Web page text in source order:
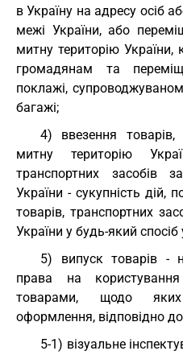
в Україну на адресу осіб
межі України, або
митну територію
громадянам та
поклажі,
багажі;
4) ввезення товарів,
митну територію
транспортних засобів
України - сукупність дій,
товарів, транспортних
України у будь-який
5) випуск товарів -
права на
товарами, щодо
оформлення, відповідно
5-1) візуальне